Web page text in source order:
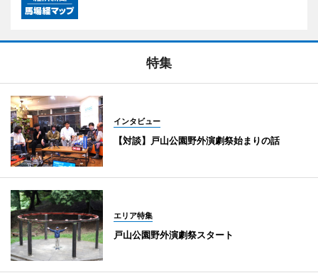
特集
インタビュー
【対談】戸山公園野外演劇祭始まりの話
エリア特集
戸山公園野外演劇祭スタート